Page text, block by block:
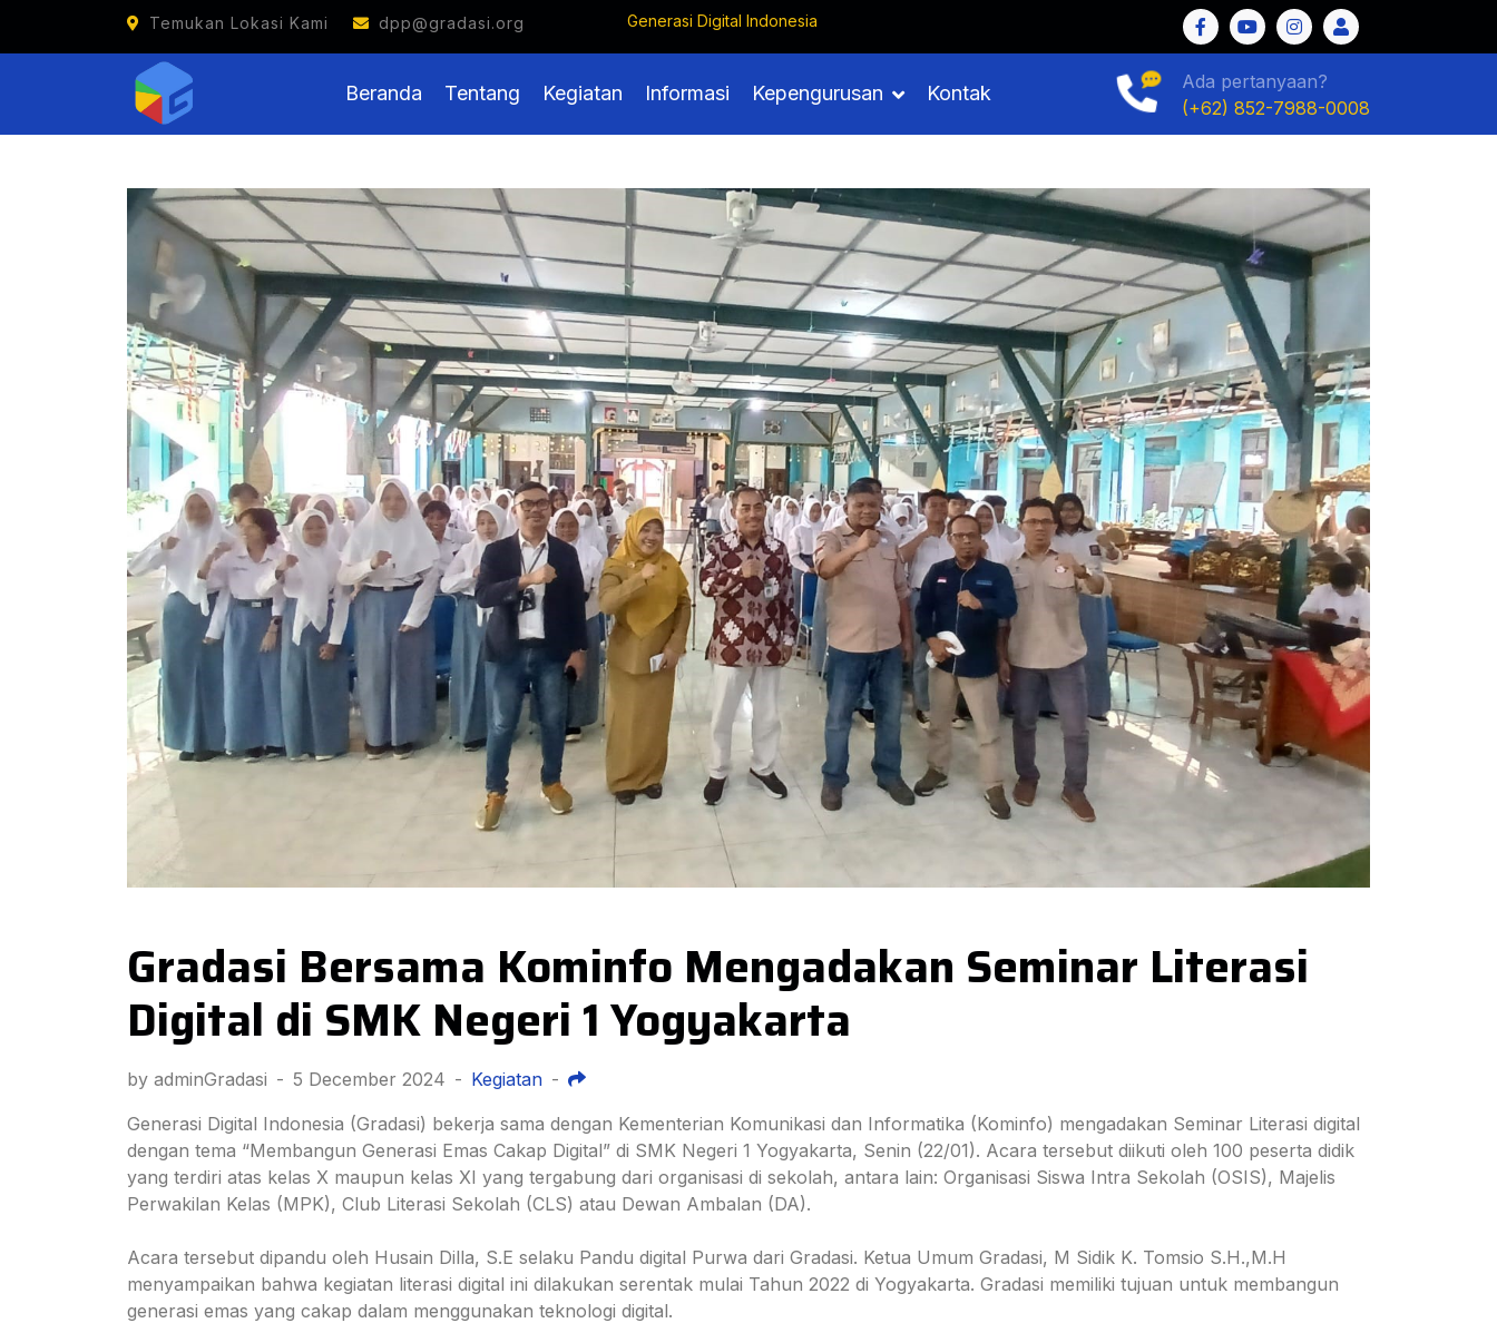
Temukan Lokasi Kami dpp@gradasi.org
Beranda Tentang Kegiatan Informasi Kepengurusan Kontak
Ada pertanyaan?
(+62) 852-7988-0008
Gradasi Bersama Kominfo Mengadakan Seminar Literasi
Digital di SMK Negeri 1 Yogyakarta
by adminGradasi - 5 December 2024 - Kegiatan -
Generasi Digital Indonesia (Gradasi) bekerja sama dengan Kementerian Komunikasi dan Informatika (Kominfo) mengadakan Seminar Literasi digital
dengan tema “Membangun Generasi Emas Cakap Digital” di SMK Negeri 1 Yogyakarta, Senin (22/01). Acara tersebut diikuti oleh 100 peserta didik
yang terdiri atas kelas X maupun kelas XI yang tergabung dari organisasi di sekolah, antara lain: Organisasi Siswa Intra Sekolah (OSIS), Majelis
Perwakilan Kelas (MPK), Club Literasi Sekolah (CLS) atau Dewan Ambalan (DA).
Acara tersebut dipandu oleh Husain Dilla, S.E selaku Pandu digital Purwa dari Gradasi. Ketua Umum Gradasi, M Sidik K. Tomsio S.H.,M.H
menyampaikan bahwa kegiatan literasi digital ini dilakukan serentak mulai Tahun 2022 di Yogyakarta. Gradasi memiliki tujuan untuk membangun
generasi emas yang cakap dalam menggunakan teknologi digital.